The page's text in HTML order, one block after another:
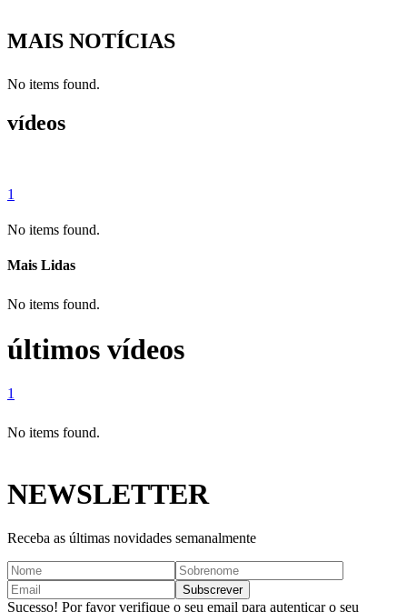
MAIS NOTÍCIAS
No items found.
vídeos
1
No items found.
Mais Lidas
No items found.
últimos vídeos
1
No items found.
NEWSLETTER
Receba as últimas novidades semanalmente
Sucesso! Por favor verifique o seu email para autenticar o seu